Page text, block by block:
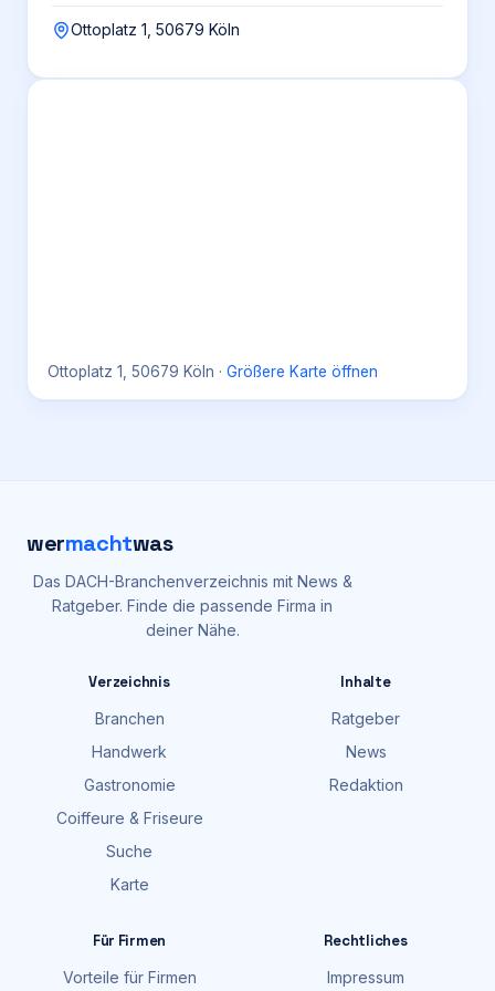
Ottoplatz 1, 50679 Köln
Ottoplatz 1, 50679 Köln · Größere Karte öffnen
wermachtwas
Das DACH-Branchenverzeichnis mit News &
Ratgeber. Finde die passende Firma in
deiner Nähe.
Verzeichnis
Branchen
Handwerk
Gastronomie
Coiffeure & Friseure
Suche
Karte
Inhalte
Ratgeber
News
Redaktion
Für Firmen
Vorteile für Firmen
Rechtliches
Impressum